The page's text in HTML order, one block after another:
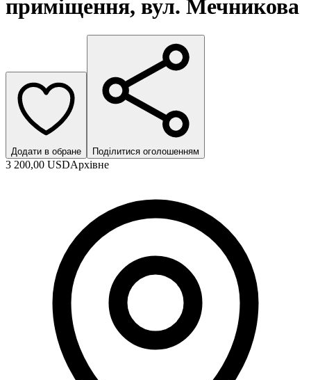
приміщення, вул. Мечникова
Додати в обране Поділитися оголошенням
3 200,00 USDАрхівне